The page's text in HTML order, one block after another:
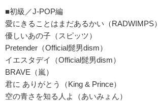
■初級／J-POP編
愛にきることはまだあるかい（RADWIMPS）
優しいあの子（スピッツ）
Pretender（Official髭男dism）
イエスタデイ（Official髭男dism）
BRAVE（嵐）
君に ありがとう（King & Prince）
空の青さを知る人よ（あいみょん）